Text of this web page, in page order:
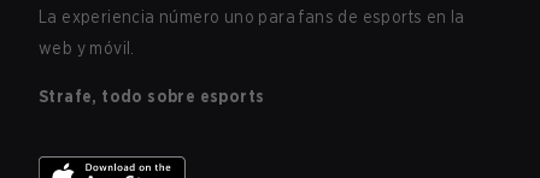
La experiencia número uno para fans de esports en la
web y móvil.
Strafe, todo sobre esports